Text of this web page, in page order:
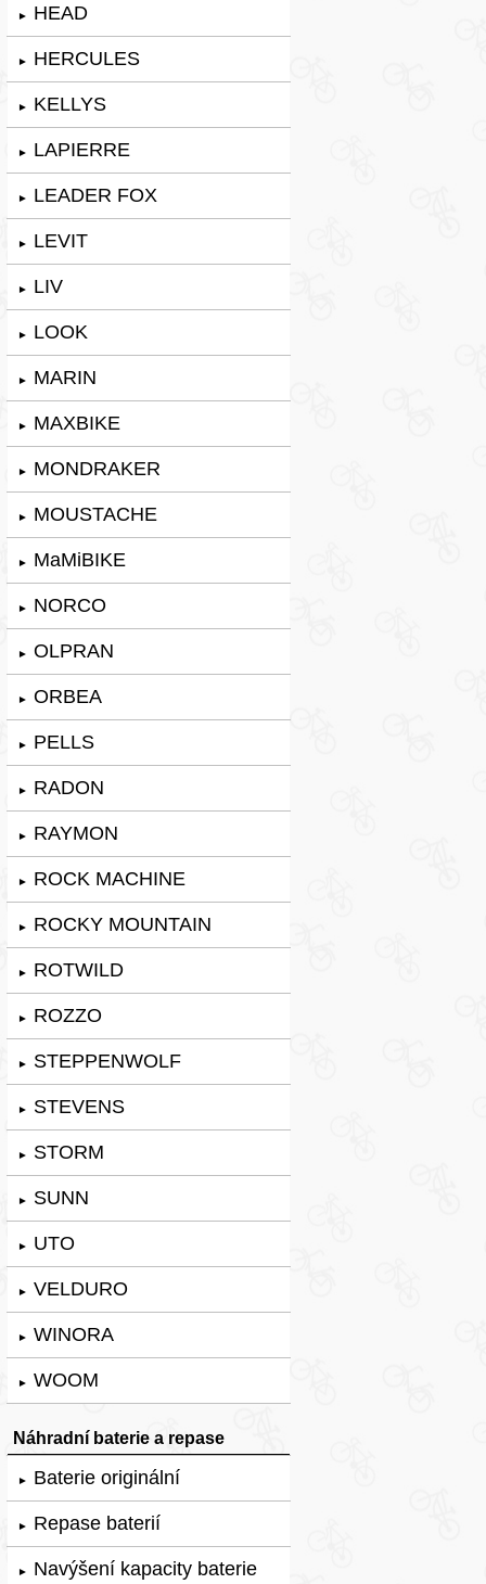
► HEAD
► HERCULES
► KELLYS
► LAPIERRE
► LEADER FOX
► LEVIT
► LIV
► LOOK
► MARIN
► MAXBIKE
► MONDRAKER
► MOUSTACHE
► MaMiBIKE
► NORCO
► OLPRAN
► ORBEA
► PELLS
► RADON
► RAYMON
► ROCK MACHINE
► ROCKY MOUNTAIN
► ROTWILD
► ROZZO
► STEPPENWOLF
► STEVENS
► STORM
► SUNN
► UTO
► VELDURO
► WINORA
► WOOM
Náhradní baterie a repase
► Baterie originální
► Repase baterií
► Navýšení kapacity baterie